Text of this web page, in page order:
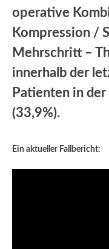
operative
Kompression /
Mehrschritt –
innerhalb der
Patienten in
(33,9%).
Ein aktueller Fallbericht: